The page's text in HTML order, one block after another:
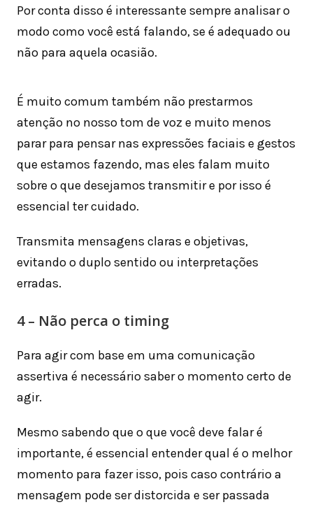
Por conta disso é interessante sempre analisar o
modo como você está falando, se é adequado ou
não para aquela ocasião.
É muito comum também não prestarmos
atenção no nosso tom de voz e muito menos
parar para pensar nas expressões faciais e gestos
que estamos fazendo, mas eles falam muito
sobre o que desejamos transmitir e por isso é
essencial ter cuidado.
Transmita mensagens claras e objetivas,
evitando o duplo sentido ou interpretações
erradas.
4 – Não perca o timing
Para agir com base em uma comunicação
assertiva é necessário saber o momento certo de
agir.
Mesmo sabendo que o que você deve falar é
importante, é essencial entender qual é o melhor
momento para fazer isso, pois caso contrário a
mensagem pode ser distorcida e ser passada